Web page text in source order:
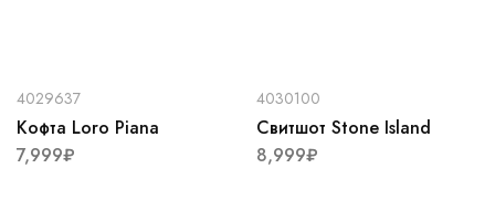
4029637
Кофта Loro Piana
7,999₽
4030100
Свитшот Stone Island
8,999₽